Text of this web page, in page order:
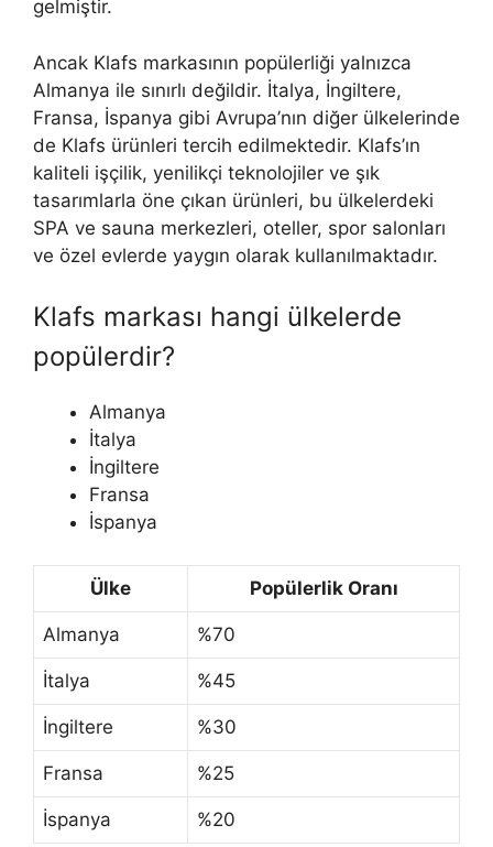
gelmiştir.
Ancak Klafs markasının popülerliği yalnızca
Almanya ile sınırlı değildir. İtalya, İngiltere,
Fransa, İspanya gibi Avrupa’nın diğer ülkelerinde
de Klafs ürünleri tercih edilmektedir. Klafs’ın
kaliteli işçilik, yenilikçi teknolojiler ve şık
tasarımlarla öne çıkan ürünleri, bu ülkelerdeki
SPA ve sauna merkezleri, oteller, spor salonları
ve özel evlerde yaygın olarak kullanılmaktadır.
Klafs markası hangi ülkelerde
popülerdir?
Almanya
İtalya
İngiltere
Fransa
İspanya
Ülke Popülerlik Oranı
Almanya %70
İtalya %45
İngiltere %30
Fransa %25
İspanya %20